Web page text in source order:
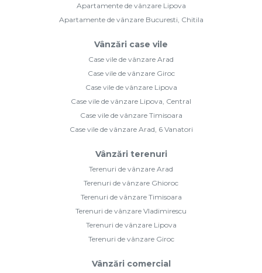
Apartamente de vânzare Lipova
Apartamente de vânzare Bucuresti, Chitila
Vânzări case vile
Case vile de vânzare Arad
Case vile de vânzare Giroc
Case vile de vânzare Lipova
Case vile de vânzare Lipova, Central
Case vile de vânzare Timisoara
Case vile de vânzare Arad, 6 Vanatori
Vânzări terenuri
Terenuri de vânzare Arad
Terenuri de vânzare Ghioroc
Terenuri de vânzare Timisoara
Terenuri de vânzare Vladimirescu
Terenuri de vânzare Lipova
Terenuri de vânzare Giroc
Vânzări comercial